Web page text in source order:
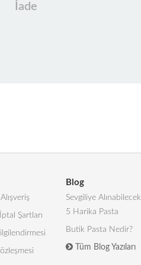
İade
Şartları
Blog
Sevgiliye Alınabilecek
5 Harika Pasta
Butik Pasta Nedir?
Tüm Blog Yazıları